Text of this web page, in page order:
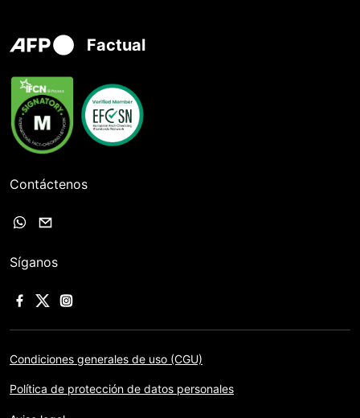
Factual
Contáctenos
Síganos
Condiciones generales de uso (CGU)
Política de protección de datos personales